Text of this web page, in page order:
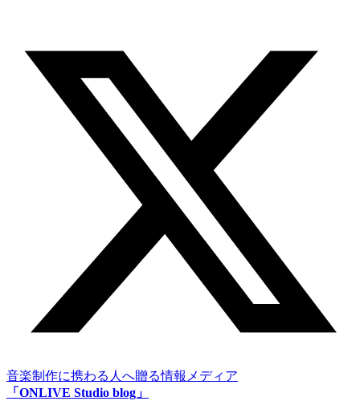
音楽制作に携わる人へ贈る情報メディア
「ONLIVE Studio blog」